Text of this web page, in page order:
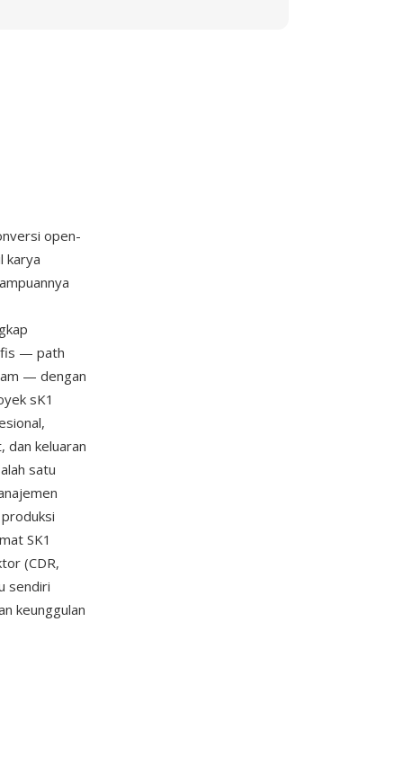
open-
karya
— path
— dengan
sK1
dan keluaran
satu
SK1
(CDR,
sendiri
keunggulan